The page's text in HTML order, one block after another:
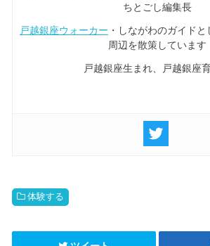
ちとごし編集長
戸越銀座ウォーカー ・しながわのガイド
周辺を散策しています
戸越銀座生まれ、戸越銀座
体験する